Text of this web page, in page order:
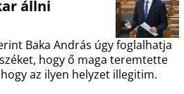
állni
Baka András úgy foglalhatja
hogy ő maga teremtette
az ilyen helyzet illegitim.